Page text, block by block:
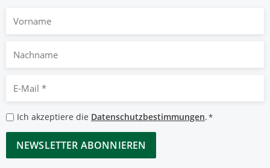
Vorname
Nachname
Mail
*
Datenschutzbestimmungen
*
Ich akzeptiere die Datenschutzbestimmungen.*
CAPTCHA